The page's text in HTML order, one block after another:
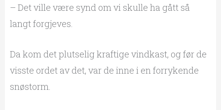
– Det ville være synd om vi skulle ha gått så
langt forgjeves.
Da kom det plutselig kraftige vindkast, og før de
visste ordet av det, var de inne i en forrykende
snøstorm.